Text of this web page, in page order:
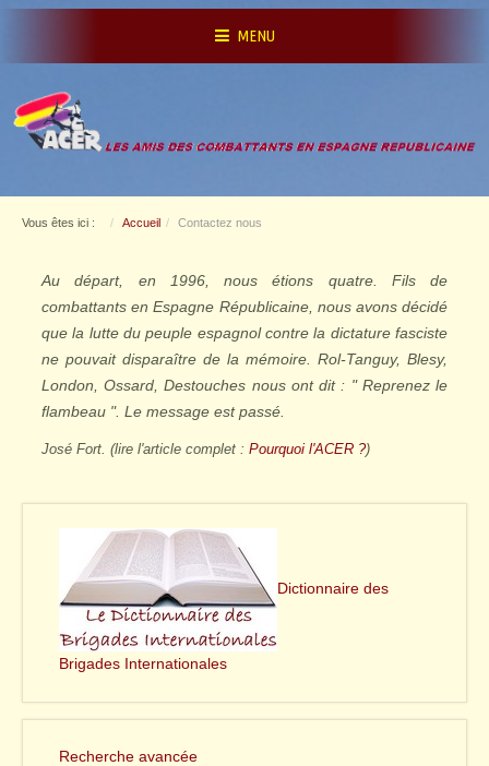
MENU
Vous êtes ici : Accueil Contactez nous
Au départ, en 1996, nous étions quatre. Fils de
combattants en Espagne Républicaine, nous avons décidé
que la lutte du peuple espagnol contre la dictature fasciste
ne pouvait disparaître de la mémoire. Rol-Tanguy, Blesy,
London, Ossard, Destouches nous ont dit : " Reprenez le
flambeau ". Le message est passé.
José Fort. (lire l'article complet : Pourquoi l'ACER ?)
Dictionnaire des
Brigades Internationales
Recherche avancée